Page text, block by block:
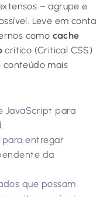
– agrupe e
Leve em conta
como cache
crítico (Critical CSS)
conteúdo mais
JavaScript para
para entregar
da
que possam